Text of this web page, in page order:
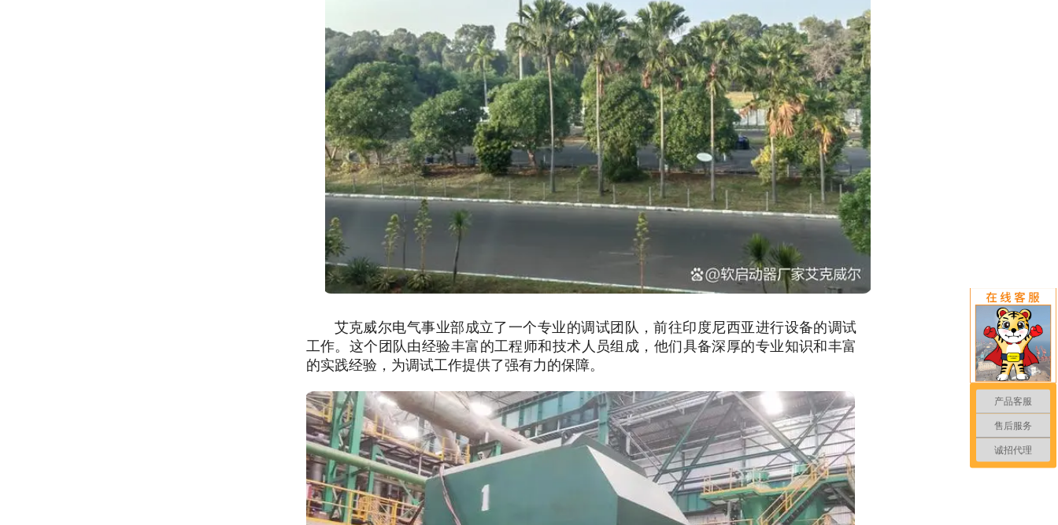
艾克威尔电气事业部成立了一个专业的调试团队，前往印度尼西亚进行设备的调试
工作。这个团队由经验丰富的工程师和技术人员组成，他们具备深厚的专业知识和丰富
的实践经验，为调试工作提供了强有力的保障。
产品客服
售后服务
诚招代理